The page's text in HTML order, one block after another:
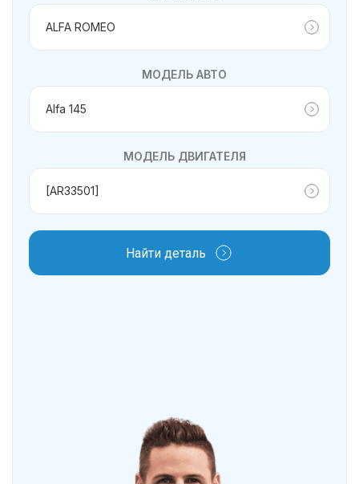
МОДЕЛЬ АВТО
МОДЕЛЬ ДВИГАТЕЛЯ
Найти деталь